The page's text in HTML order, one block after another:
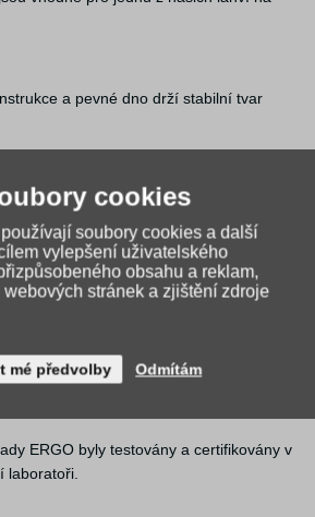
a pevné dno drží stabilní tvar
l
z pevného voděodolného materiálu.
ERGO byly testovány a certifikovány v
laboratoři.
cookies
soubory cookies a další
vylepšení uživatelského
obsahu a reklam,
stránek a zjištění zdroje
mé předvolby Odmítám